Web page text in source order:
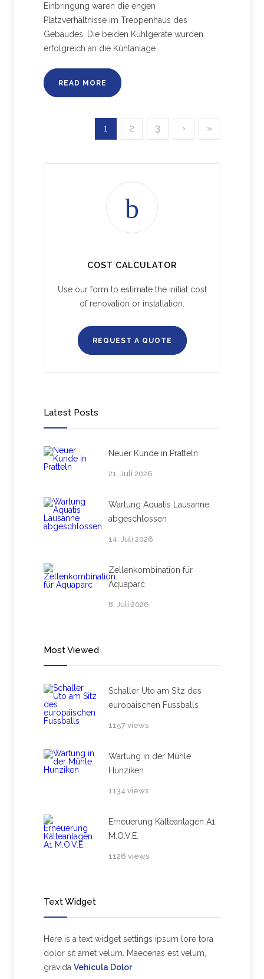
Einbringung waren die engen
Platzverhältnisse im Treppenhaus des
Gebäudes. Die beiden Kühlgeräte wurden
erfolgreich an die Kühlanlage
READ MORE
1 2 3 › »
COST CALCULATOR
Use our form to estimate the initial cost
of renovation or installation.
REQUEST A QUOTE
Latest Posts
Neuer Kunde in Pratteln
21. Juli 2026
Wartung Aquatis Lausanne
abgeschlossen
14. Juli 2026
Zellenkombination für
Aquaparc
8. Juli 2026
Most Viewed
Schaller Uto am Sitz des
europäischen Fussballs
1157 views
Wartung in der Mühle
Hunziken
1134 views
Erneuerung Kälteanlagen A1
M.O.V.E.
1126 views
Text Widget
Here is a text widget settings ipsum lore tora
dolor sit amet velum. Maecenas est velum,
gravida Vehicula Dolor